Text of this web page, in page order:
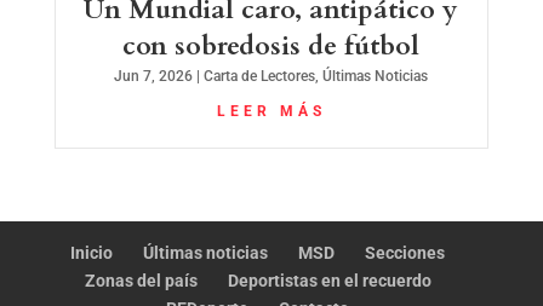
Un Mundial caro, antipático y
con sobredosis de fútbol
Jun 7, 2026 |Carta de Lectores,Últimas Noticias
LEER MÁS
Inicio Últimas noticias MSD
Secciones
Zonas del país
Deportistas en el recuerdo